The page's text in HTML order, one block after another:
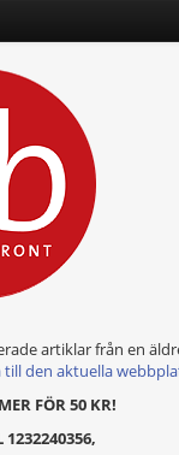
artiklar från en
till den aktuella
FÖR 50 KR!
1232240356,